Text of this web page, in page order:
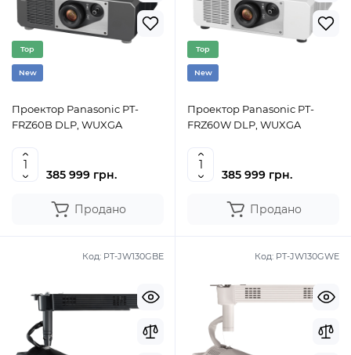
Top
New
Проектор Panasonic PT-
FRZ60B DLP, WUXGA
385 999 грн.
Продано
Top
New
Проектор Panasonic PT-
FRZ60W DLP, WUXGA
385 999 грн.
Продано
Код: PT-JW130GBE Код: PT-JW130GWE